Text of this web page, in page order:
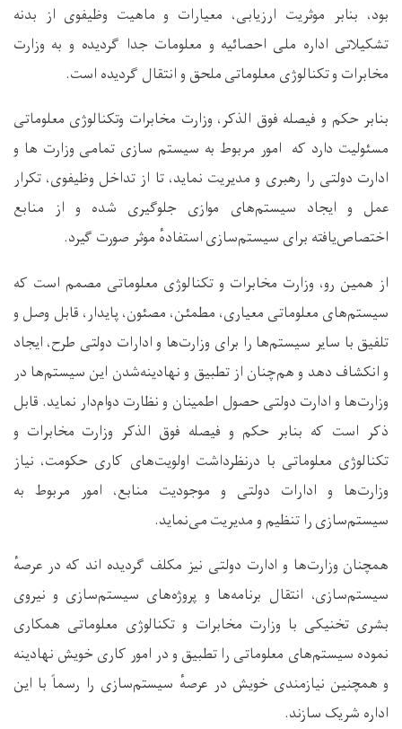
بود، بنابر موثریت ارزیابی، معیارات و ماهیت وظیفوی از بدنه
تشکیلاتی اداره ملی احصائیه و معلومات جدا گردیده و به وزارت
مخابرات و تکنالوژی معلوماتی ملحق و انتقال گردیده است.
بنابر حکم و فیصله فوق الذکر، وزارت مخابرات وتکنالوژی معلوماتی
مسئولیت دارد که امور مربوط به سیستم‌ سازی تمامی وزارت‌ ها و
ادارت دولتی را رهبری و مدیریت نماید، تا از تداخل وظیفوی، تکرار
عمل و ایجاد سیستم‌های موازی جلوگیری شده و از منابع
اختصاص‌یافته برای سیستم‌سازی استفاده موثر صورت گیرد.
از همین رو، وزارت مخابرات و تکنالوژی معلوماتی مصمم است که
سیستم‌های معلوماتی معیاری، مطمئن، مصئون، پایدار، قابل وصل و
تلفیق با سایر سیستم‌ها را برای وزارت‌ها و ادارات دولتی طرح، ایجاد
و انکشاف دهد و هم‌چنان از تطبیق و نهادینه‌شدن این سیستم‌ها در
وزارت‌ها و ادارت دولتی حصول اطمینان و نظارت دوام‌دار نماید. قابل
ذکر است که بنابر حکم و فیصله فوق الذکر وزارت مخابرات و
تکنالوژی معلوماتی با درنظرداشت اولویت‌های کاری حکومت، نیاز
وزارت‌ها و ادارات دولتی و موجودیت منابع، امور مربوط به
سیستم‌سازی را تنظیم و مدیریت می‌نماید.
همچنان وزارت‌ها و ادارت دولتی نیز مکلف گردیده اند که در عرصه
سیستم‌سازی، انتقال برنامه‌ها و پروژه‌های سیستم‌سازی و نیروی
بشری تخنیکی با وزارت مخابرات و تکنالوژی معلوماتی همکاری
نموده سیستم‌های معلوماتی را تطبیق و در امور کاری خویش نهادینه
و همچنین نیازمندی خویش در عرصه سیستم‌سازی را رسماً با این
اداره شریک سازند.